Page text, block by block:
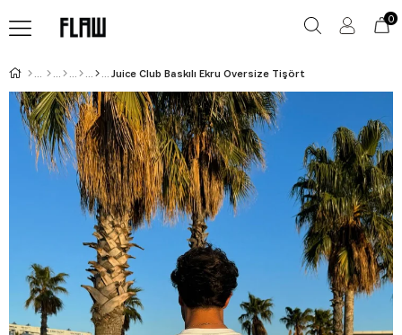
0
Juice Club Baskılı Ekru Oversize Tişört